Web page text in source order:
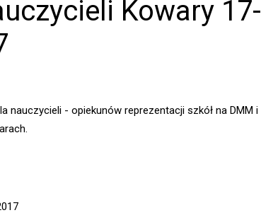
Kowary 17-
nauczycieli - opiekunów reprezentacji szkół na DMM i